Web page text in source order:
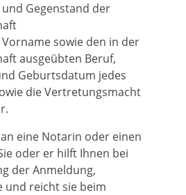
und Gegenstand der
sowie den in der
ausgeübten Beruf,
Geburtsdatum jedes
die Vertretungsmacht
eine Notarin oder einen
oder er hilft Ihnen bei
der Anmeldung,
und reicht sie beim